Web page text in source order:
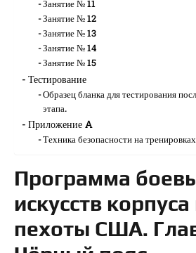
Занятие № 11
Занятие № 12
Занятие № 13
Занятие № 14
Занятие № 15
Тестирование
Образец бланка для тестирования
этапа.
Приложение A
Техника безопасности на тренировках
Программа
искусств
пехоты США.